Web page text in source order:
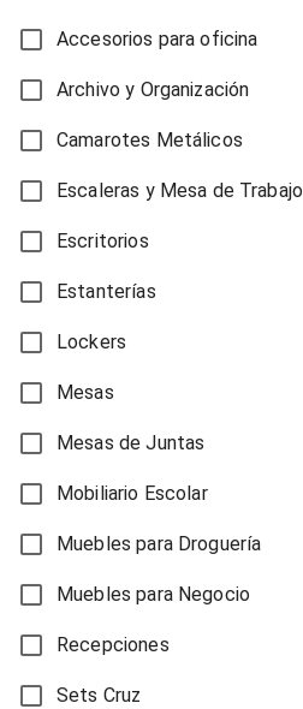
Accesorios para oficina
Archivo y Organización
Camarotes Metálicos
Escaleras y Mesa de Trabajo
Escritorios
Estanterías
Lockers
Mesas
Mesas de Juntas
Mobiliario Escolar
Muebles para Droguería
Muebles para Negocio
Recepciones
Sets Cruz